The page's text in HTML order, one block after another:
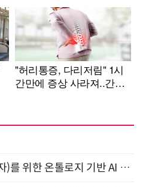
모든 업무 담당자(비개발자)를 위한 온톨로지 기반 AI 지식체계 설계 1-day 워크숍 8월 20일 개최